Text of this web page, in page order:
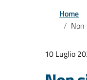
Home
Non si
10 Luglio